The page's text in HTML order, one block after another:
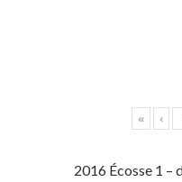
« ‹
2016 Écosse 1 –